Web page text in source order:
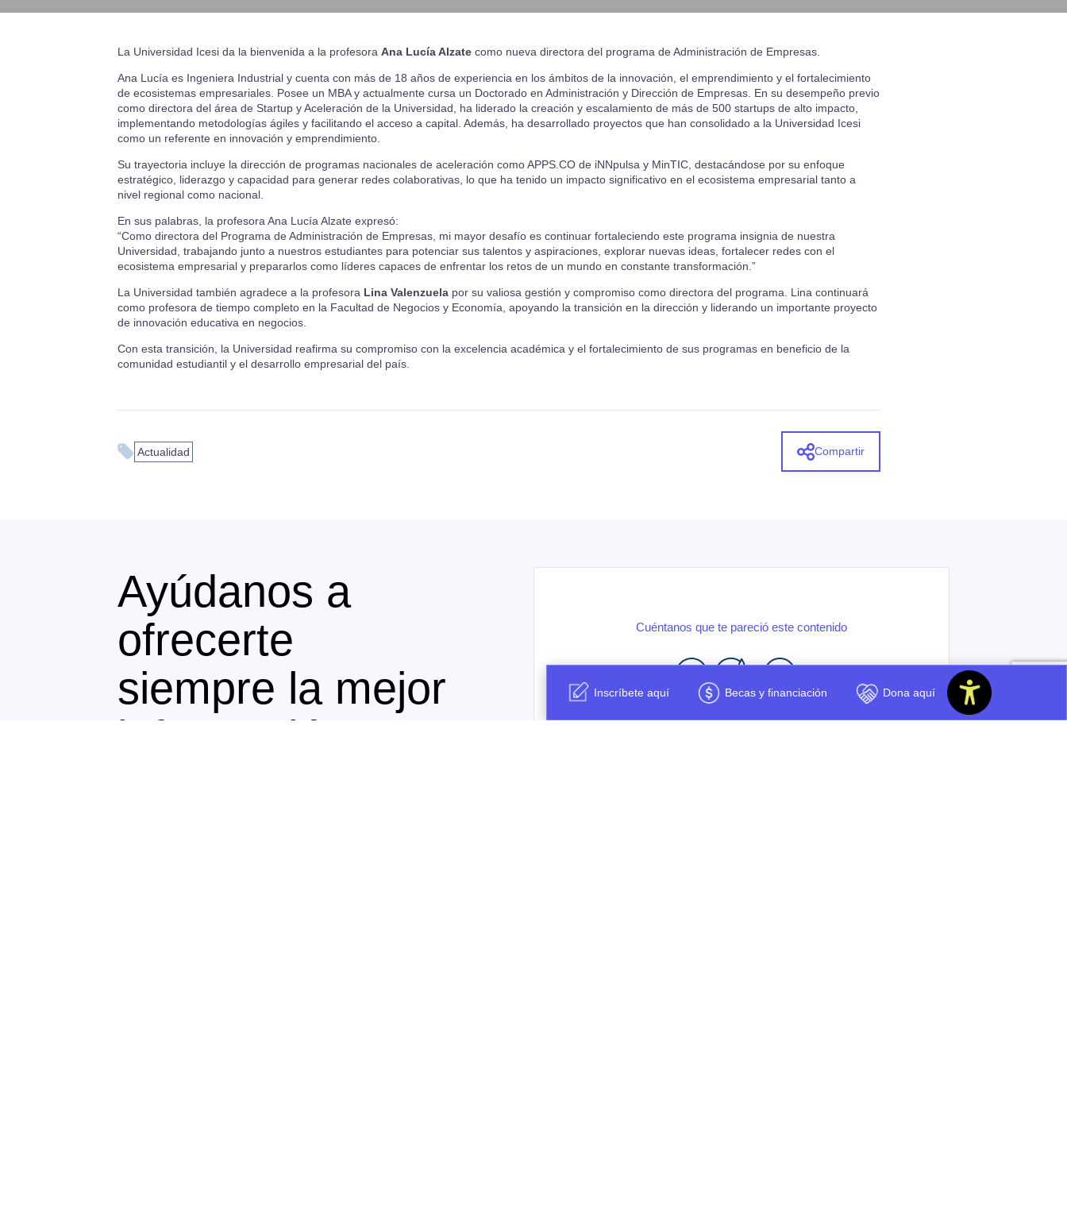
La Universidad Icesi da la bienvenida a la profesora Ana Lucía Alzatecomo nueva directora del programa de Administración de Empresas.
Ana Lucía es Ingeniera Industrial y cuenta con más de 18 años de experiencia en los ámbitos de la innovación, el emprendimiento y el fortalecimiento
de ecosistemas empresariales. Posee un MBA y actualmente cursa un Doctorado en Administración y Dirección de Empresas. En su desempeño previo
como directora del área de Startup y Aceleración de la Universidad, ha liderado la creación y escalamiento de más de 500 startups de alto impacto,
implementando metodologías ágiles y facilitando el acceso a capital. Además, ha desarrollado proyectos que han consolidado a la Universidad Icesi
como un referente en innovación y emprendimiento.
Su trayectoria incluye la dirección de programas nacionales de aceleración como APPS.CO de iNNpulsa y MinTIC, destacándose por su enfoque
estratégico, liderazgo y capacidad para generar redes colaborativas, lo que ha tenido un impacto significativo en el ecosistema empresarial tanto a
nivel regional como nacional.
En sus palabras, la profesora Ana Lucía Alzate expresó:
“Como directora del Programa de Administración de Empresas, mi mayor desafío es continuar fortaleciendo este programa insignia de nuestra
Universidad, trabajando junto a nuestros estudiantes para potenciar sus talentos y aspiraciones, explorar nuevas ideas, fortalecer redes con el
ecosistema empresarial y prepararlos como líderes capaces de enfrentar los retos de un mundo en constante transformación.”
La Universidad también agradece a la profesora Lina Valenzuelapor su valiosa gestión y compromiso como directora del programa. Lina continuará
como profesora de tiempo completo en la Facultad de Negocios y Economía, apoyando la transición en la dirección y liderando un importante proyecto
de innovación educativa en negocios.
Con esta transición, la Universidad reafirma su compromiso con la excelencia académica y el fortalecimiento de sus programas en beneficio de la
comunidad estudiantil y el desarrollo empresarial del país.
Actualidad Compartir
Ayúdanos a
ofrecerte
siempre la mejor
información.
Cuéntanos que te pareció este contenido
BuenoRegular Por mejorar
Inscríbete aquí Becas y financiación Dona aquí